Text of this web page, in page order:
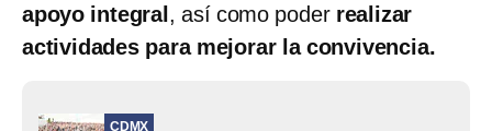
apoyo integral , así como poder realizar
actividades para mejorar la convivencia.
CDMX